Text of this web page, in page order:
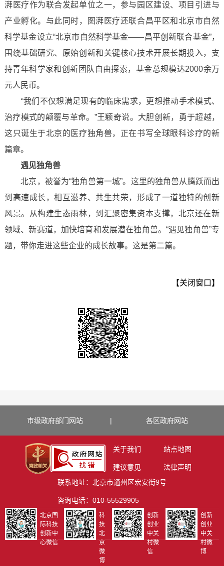
湃医疗作为联合发起单位之一，参与园区建设、项目引进与
产业孵化。与此同时，图湃医疗还联合昌平区和北京市自然
科学基金设立“北京市自然科学基金——昌平创新联合基金”，
围绕基础研究、原始创新和关键核心技术开展长期投入，支
持青年科学家和创新团队自由探索，基金总规模达2000余万
元人民币。
“我们不仅想满足现有的临床需求，更想推动手术模式、
治疗模式的颠覆与革命。”王颖奇说。大胆创新，勇于超越，
这只诞生于北京的医疗独角兽，正在书写全球眼科诊疗的新
篇章。
遇见独角兽
北京，被誉为“独角兽第一城”。这里的独角兽从腾跃而出
到高速成长，相互滋养、共生共荣，形成了一道独特的创新
风景。从构建生态雨林，到汇聚密集资本支撑，北京还在新
领域、新赛道，加快培育和发展潜在独角兽。“遇见独角兽”专
题，带你走进这些企业的成长故事。这是第二篇。
【关闭窗口】
市级政府部门网站 | 各区政府网站
关于我们 站点地图
建议意见
法律声明
联系地址：北京市通州区宏安街9号
咨询电话：010-55529905
北京国
际科技
创新中
心微信
科
技
北
京
微
博
创新
创业
中关
村微
信
创新
创业
中关
村微
博